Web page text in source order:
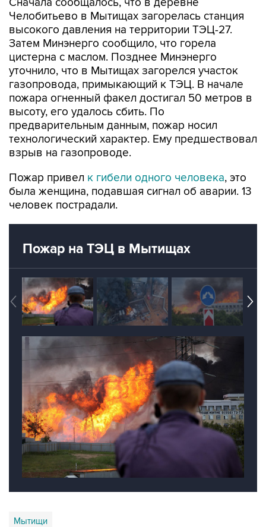
Челобитьево в Мытищах загорелась станция
высокого давления на территории ТЭЦ-27.
Затем Минэнерго сообщило, что горела
цистерна с маслом. Позднее Минэнерго
уточнило, что в Мытищах загорелся участок
газопровода, примыкающий к ТЭЦ. В начале
пожара огненный факел достигал 50 метров в
высоту, его удалось сбить. По
предварительным данным, пожар носил
технологический характер. Ему предшествовал
взрыв на газопроводе.
Пожар привел к гибели одного человека, это
была женщина, подавшая сигнал об аварии. 13
человек пострадали.
Пожар на ТЭЦ в Мытищах
Мытищи